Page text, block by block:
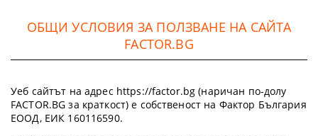
ОБЩИ УСЛОВИЯ ЗА ПОЛЗВАНЕ НА САЙТА
FACTOR.BG
Уеб сайтът на адрес https://factor.bg (наричан по-долу
FACTOR.BG за краткост) е собственост на Фактор България
ЕООД, ЕИК 160116590.